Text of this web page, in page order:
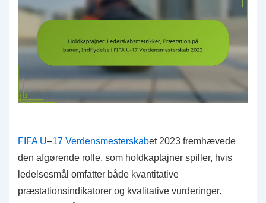
FIFA U–17 Verdensmesterskabet 2023 fremhævede
den afgørende rolle, som holdkaptajner spiller, hvis
ledelsesmål omfatter både kvantitative
præstationsindikatorer og kvalitative vurderinger.